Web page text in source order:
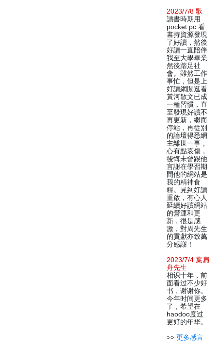
2023/7/8 歌
讀書時期用
pocket pc 看
書持資源發現
了好讀，然後
好讀一直陪伴
我至大學畢業
然後踏足社
會。雖然工作
事忙，但是上
好讀網閒逛看
黃河散文已成
一種習慣，直
至發現好讀不
再更新，繼而
停站，再從別
的論壇得悉網
主離世一事，
心有點哀傷，
後悔未曾跟他
言謝在學習期
間他的網站是
我的精神食
糧。見到好讀
重啟，有心人
延續好讀網站
的營運和更
新，很是感
激，對周先生
的貢獻亦致萬
分感謝！
2023/7/4 葉扁
舟先生
相识十年，前
面看过不少好
书，谢谢你。
今年时间更多
了，希望在
haodoo度过
更好的年华。
>> 更多感言